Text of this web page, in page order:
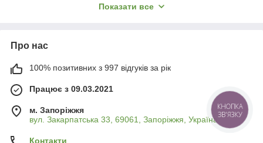
регіоні вирощування. І обов'язково потрібно дотримуватися
зумієте виростити саджанці винограду в Україні та
Особливості посадки
Правильна посадка винограду та відповідний догляд за ним -
запорука здорової ліани, яка буде тішити вас щедрим
Показати все
Про нас
100% позитивних з 997 відгуків за рік
Працює з 09.03.2021
м. Запоріжжя
вул. Закарпатська 33, 69061, Запоріжжя, Україна
Контакти
КНОПКА
ЗВ'ЯЗКУ